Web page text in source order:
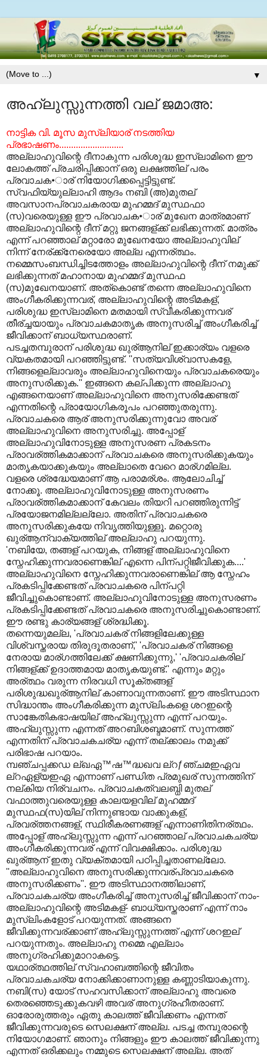
▼
അഹ്ലുസ്സുന്നത്തി വല് ജമാഅ:
നാട്ടിക വി. മൂസ മുസ്ലിയാര് നടത്തിയ
പ്രഭാഷണം...........................
അല്ലാഹുവിന്റെ ദീനാകുന്ന പരിശുദ്ധ ഇസ്ലാമിനെ ഈ
ലോകത്ത് പ്രചരിപ്പിക്കാന് ഒരു ലക്ഷത്തില് പരം
പ്രവാചക•ാര് നിയോഗിക്കപ്പെട്ടിട്ടുണ്ട്.
സ്വഫിയ്യുല്ലാഹി ആദം നബി (അ)മുതല്
അവസാനപ്രവാചകരായ മുഹമ്മദ് മുസ്ഥഫാ
(സ)വരെയുള്ള ഈ പ്രവാചക•ാര് മുഖേന മാത്രമാണ്
അല്ലാഹുവിന്റെ ദീന് മറ്റു ജനങ്ങള്ക്ക് ലഭിക്കുന്നത്. മാത്രം
എന്ന് പറഞ്ഞാല് മറ്റാരോ മുഖേനയോ അല്ലാഹുവില്
നിന്ന് നേര്ക്ക്നേരെയോ അല്ല എന്നര്ത്ഥം.
നമ്മെസംബന്ധിച്ചിടത്തോളം അല്ലാഹുവിന്റെ ദീന് നമുക്ക്
ലഭിക്കുന്നത് മഹാനായ മുഹമ്മദ് മുസ്ഥഫ
(സ)മുഖേനയാണ്. അത്കൊണ്ട് തന്നെ അല്ലാഹുവിനെ
അംഗീകരിക്കുന്നവര്, അല്ലാഹുവിന്റെ അടിമകള്,
പരിശുദ്ധ ഇസ്ലാമിനെ മതമായി സ്വീകരിക്കുന്നവര്
തീര്ച്ചയായും പ്രവാചകമാതൃക അനുസരിച്ച് അംഗീകരിച്ച്
ജീവിക്കാന് ബാധ്യസ്ഥരാണ്.
പടച്ചതമ്പുരാന് പരിശുദ്ധ ഖുര്ആനില് ഇക്കാര്യം വളരെ
വ്യകതമായി പറഞ്ഞിട്ടുണ്ട്. ''സത്യവിശ്വാസകളേ,
നിങ്ങളെല്ലാവരും അല്ലാഹുവിനെയും പ്രവാചകരെയും
അനുസരിക്കുക.'' ഇങ്ങനെ കല്പിക്കുന്ന അല്ലാഹു
എങ്ങനെയാണ് അല്ലാഹുവിനെ അനുസരിക്കേണ്ടത്
എന്നതിന്റെ പ്രായോഗികരൂപം പറഞ്ഞുതരുന്നു.
പ്രവാചകരെ ആര് അനുസരിക്കുന്നുവോ അവര്
അല്ലാഹുവിനെ അനുസരിച്ചു. അപ്പോള്
അല്ലാഹുവിനോടുള്ള അനുസരണ പ്രകടനം
പ്രാവര്ത്തികമാക്കാന് പ്രവാചകരെ അനുസരിക്കുകയും
മാതൃകയാക്കുകയും അല്ലാതെ വേറെ മാര്ഗമില്ല.
വളരെ ശ്രദ്ധേയമാണ് ആ പരാമര്ശം. ആലോചിച്ച്
നോക്കൂ. അല്ലാഹുവിനോടുള്ള അനുസരണം
പ്രാവര്ത്തികമാക്കാന് കേവലം തിയറി പറഞ്ഞിരുന്നിട്ട്
പ്രയോജനമില്ലല്ലോ. അതിന് പ്രവാചകരെ
അനുസരിക്കുകയേ നിവൃത്തിയുള്ളൂ. മറ്റൊരു
ഖുര്ആന്വാക്യത്തില് അല്ലാഹു പറയുന്നു.
'നബിയേ, തങ്ങള് പറയുക, നിങ്ങള് അല്ലാഹുവിനെ
സ്നേഹിക്കുന്നവരാണെങ്കില് എന്നെ പിന്പറ്റിജീവിക്കുക....'
അല്ലാഹുവിനെ സ്നേഹിക്കുന്നവരാണെങ്കില് ആ സ്നേഹം
പ്രകടിപ്പിക്കേണ്ടത് പ്രവാചകരെ പിന്പറ്റി
ജീവിച്ചുകൊണ്ടാണ്. അല്ലാഹുവിനോടുള്ള അനുസരണം
പ്രകടിപ്പിക്കേണ്ടത് പ്രവാചകരെ അനുസരിച്ചുകൊണ്ടാണ്.
ഈ രണ്ടു കാര്യങ്ങള് ശ്രദ്ധിക്കൂ.
തന്നെയുമല്ല, 'പ്രവാചകര് നിങ്ങളിലേക്കുള്ള
വിശ്വസ്തരായ തിരുദൂതരാണ്,' 'പ്രവാചകര് നിങ്ങളെ
നേരായ മാര്ഗത്തിലേക്ക് ക്ഷണിക്കുന്നു,' 'പ്രവാചകരില്
നിങ്ങള്ക്ക് ഉദാത്തമായ മാതൃകയുണ്ട്.' എന്നും മറ്റും
അര്ത്ഥം വരുന്ന നിരവധി സൂക്തങ്ങള്
പരിശുദ്ധഖുര്ആനില് കാണാവുന്നതാണ്. ഈ അടിസ്ഥാന
സിദ്ധാന്തം അംഗീകരിക്കുന്ന മുസ്ലിംകളെ ശറഇന്റെ
സാങ്കേതികഭാഷയില് അഹ്ലുസ്സുന്ന എന്ന് പറയും.
അഹ്ലുസ്സുന്ന എന്നത് അറബിശബ്ദമാണ്. സുന്നത്ത്
എന്നതിന് പ്രവാചകചര്യ എന്ന് തല്ക്കാലം നമുക്ക്
പരിഭാഷ പറയാം.
മ്പഞ്ചപ്പക്കഡ ല്ഖഏ™ഷ™ദ്ധഖവ ല്റƒഞ്ചമഇഏവ
ല്റഏള്യഇഏ എന്നാണ് പണ്ഡിത പ്രമുഖര് സുന്നത്തിന്
നല്കിയ നിര്വചനം. പ്രവാചകത്വലബ്ധി മുതല്
വഫാത്തുവരെയുള്ള കാലയളവില് മുഹമ്മദ്
മുസ്ഥഫ(സ)യില് നിന്നുണ്ടായ വാക്കുകള്,
പ്രവര്ത്തനങ്ങള്, സ്ഥിരീകരണങ്ങള് എന്നാണിതിനര്ത്ഥം.
അപ്പോള് അഹ്ലുസ്സുന്ന എന്ന് പറഞ്ഞാല് പ്രവാചകചര്യ
അംഗീകരിക്കുന്നവര് എന്ന് വിവക്ഷിക്കാം. പരിശുദ്ധ
ഖുര്ആന് ഇതു വ്യക്തമായി പഠിപ്പിച്ചതാണല്ലോ.
''അല്ലാഹുവിനെ അനുസരിക്കുന്നവര്പ്രവാചകരെ
അനുസരിക്കണം''. ഈ അടിസ്ഥാനത്തിലാണ്,
പ്രവാചകചര്യ അംഗീകരിച്ച് അനുസരിച്ച് ജീവിക്കാന് നാം-
അല്ലാഹുവിന്റെ അടിമകള്- ബാധ്യസ്തരാണ് എന്ന് നാം
മുസ്ലിംകളോട് പറയുന്നത്. അങ്ങനെ
ജീവിക്കുന്നവര്ക്കാണ് അഹ്ലുസ്സുന്നത്ത് എന്ന് ശറഇല്
പറയുന്നതും. അല്ലാഹു നമ്മെ എല്ലാം
അനുഗ്രഹിക്കുമാറാകട്ടെ.
യഥാര്ത്ഥത്തില് സ്വഹാബത്തിന്റെ ജീവിതം
പ്രവാചകചര്യ നോക്കിക്കാണാനുള്ള കണ്ണാടിയാകുന്നു.
നബി(സ) യോട് സഹവസിക്കാന് അല്ലാഹു അവരെ
തെരഞ്ഞെടുക്കുകവഴി അവര് അനുഗ്രഹീതരാണ്.
ഓരോരുത്തരും ഏതു കാലത്ത് ജീവിക്കണം എന്നത്
ജീവിക്കുന്നവരുടെ സെലക്ഷന് അല്ല. പടച്ച തമ്പുരാന്റെ
നിയോഗമാണ്. ഞാനും നിങ്ങളും ഈ കാലത്ത് ജീവിക്കുന്നു
എന്നത് ഒരിക്കലും നമ്മുടെ സെലക്ഷന് അല്ല. അത്